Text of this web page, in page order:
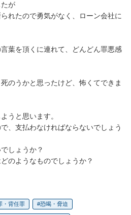
が
れたので勇気がなく、ローン会社に
葉を頂くに連れて、どんどん罪悪感
のうかと思ったけど、怖くてできま
うと思います。
、支払わなければならないでしょう
しょうか？
のようなものでしょうか？
・背任罪 恐喝・脅迫